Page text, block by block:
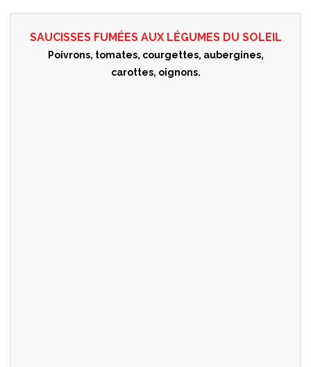
SAUCISSES FUMÉES AUX LÉGUMES DU SOLEIL
Poivrons, tomates, courgettes, aubergines,
carottes, oignons.